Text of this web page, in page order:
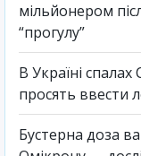
мільйонером
“прогулу”
В Україні
просять ввести
Бустерна доза